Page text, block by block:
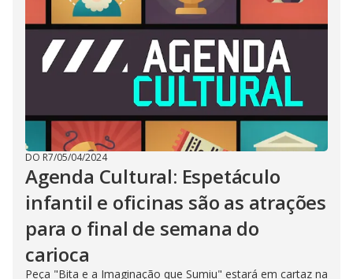
DO R7/05/04/2024
Agenda Cultural: Espetáculo
infantil e oficinas são as atrações
para o final de semana do
carioca
Peça "Bita e a Imaginação que Sumiu" estará em cartaz na